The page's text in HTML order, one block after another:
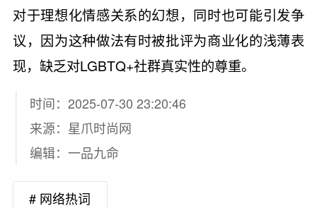
对于理想化情感关系的幻想，同时也可能引发争
议，因为这种做法有时被批评为商业化的浅薄表
现，缺乏对LGBTQ+社群真实性的尊重。
时间：2025-07-30 23:20:46
来源： 星爪时尚网
编辑：一品九命
# 网络热词